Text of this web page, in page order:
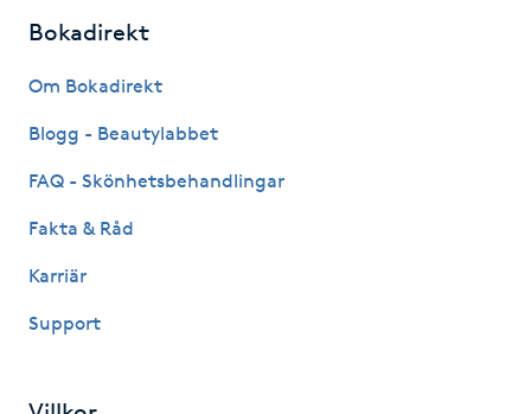
Kiropraktik
Klippning
Klippning ungdom
Bokadirekt
Om Bokadirekt
Blogg - Beautylabbet
FAQ - Skönhetsbehandlingar
Fakta & Råd
Karriär
Support